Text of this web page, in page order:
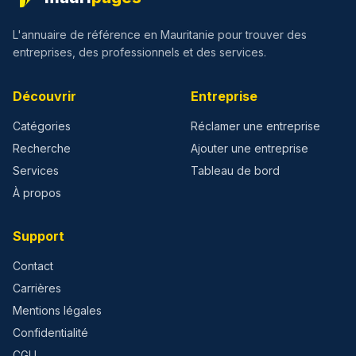
L'annuaire de référence en Mauritanie pour trouver des
entreprises, des professionnels et des services.
Découvrir
Catégories
Recherche
Services
À propos
Entreprise
Réclamer une entreprise
Ajouter une entreprise
Tableau de bord
Support
Contact
Carrières
Mentions légales
Confidentialité